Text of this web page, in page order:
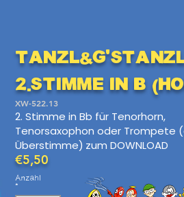
Tanzl&G'stanzl
2.Stimme in B
XW-522.13
2. Stimme in Bb für Tenorhorn,
Tenorsaxophon oder Trompete
Überstimme) zum DOWNLOAD
€5,50
Anzahl